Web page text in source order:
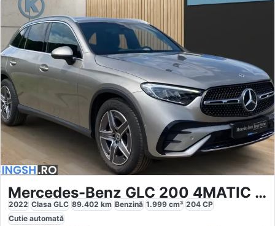
Mercedes-Benz GLC 200 4MATIC AMG
2022 Clasa GLC 89.402 km Benzină 1.999 cm³ 204 CP
Cutie automată